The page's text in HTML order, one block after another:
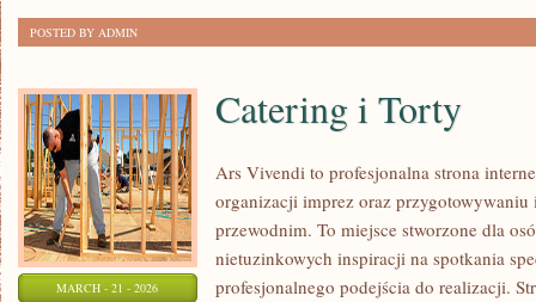
POSTED BY ADMIN
MARCH - 21 - 2026
Catering i Torty
Ars Vivendi to profesjonalna strona
organizacji imprez oraz
przewodnim. To miejsce stworzone dla
nietuzinkowych inspiracji na spotkania
profesjonalnego podejścia do realizacji.